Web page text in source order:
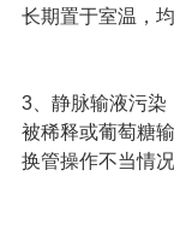
长期置于室温，
3、静脉输液污染
被稀释或葡萄糖
换管操作不当情